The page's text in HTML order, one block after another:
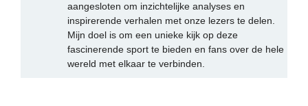
aangesloten om inzichtelijke analyses en
inspirerende verhalen met onze lezers te delen.
Mijn doel is om een unieke kijk op deze
fascinerende sport te bieden en fans over de hele
wereld met elkaar te verbinden.